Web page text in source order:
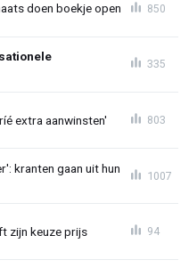
doen boekje open 850
335
extra aanwinsten' 803
kranten gaan uit hun
1007
zijn keuze prijs 94